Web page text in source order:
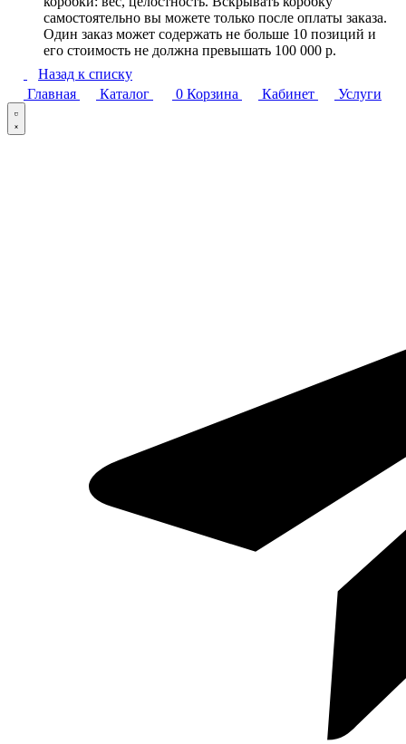
самостоятельно вы можете только после оплаты заказа.
Один заказ может содержать не больше 10 позиций и
его стоимость не должна превышать 100 000 р.
Назад к списку
Главная
Каталог 0 Корзина Кабинет Услуги